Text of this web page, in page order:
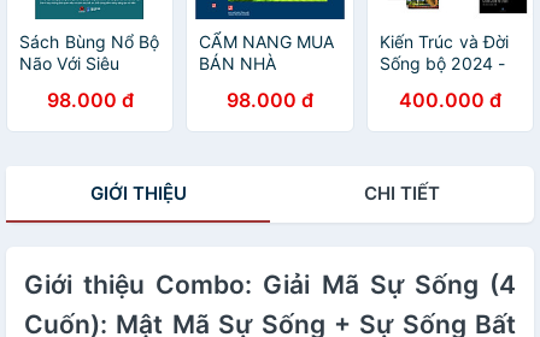
Sách Bùng Nổ Bộ
Não Với Siêu
Huấn Luyện Silva
98.000 đ
CẨM NANG MUA
BÁN NHÀ
98.000 đ
Kiến Trúc và Đời
Sống bộ 2024 -
chủ nhà và kiến
trúc sư
400.000 đ
GIỚI THIỆU CHI TIẾT
Giới thiệu Combo: Giải Mã Sự Sống (4
Cuốn): Mật Mã Sự Sống + Sự Sống Bất